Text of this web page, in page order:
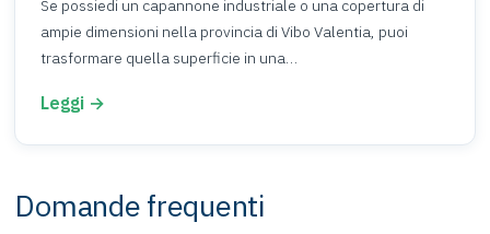
Se possiedi un capannone industriale o una copertura di
ampie dimensioni nella provincia di Vibo Valentia, puoi
trasformare quella superficie in una…
Leggi →
Domande frequenti